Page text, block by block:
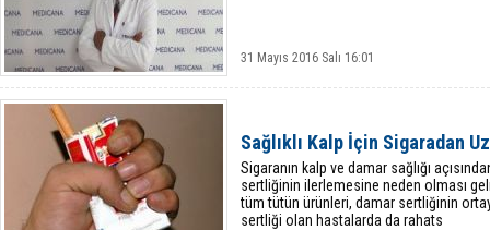
31 Mayıs 2016 Salı 16:01
Sağlıklı Kalp İçin Sigaradan
Sigaranın kalp ve damar sağlığı
sertliğinin ilerlemesine neden olması
tüm tütün ürünleri, damar sertliğinin
sertliği olan hastalarda da rahats